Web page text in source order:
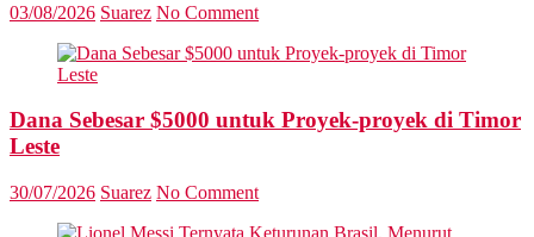
03/08/2026 Suarez No Comment
Dana Sebesar $5000 untuk Proyek-proyek di Timor
Leste
30/07/2026 Suarez No Comment